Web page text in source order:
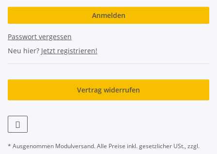
Anmelden
Passwort vergessen
Neu hier? Jetzt registrieren!
Vertrag widerrufen
* Ausgenommen Modulversand. Alle Preise inkl. gesetzlicher USt., zzgl.